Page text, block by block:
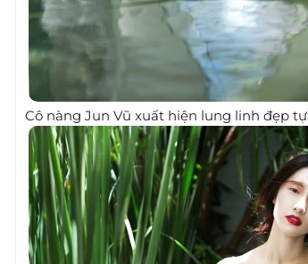
Cô nàng Jun Vũ xuất hiện lung linh đẹp